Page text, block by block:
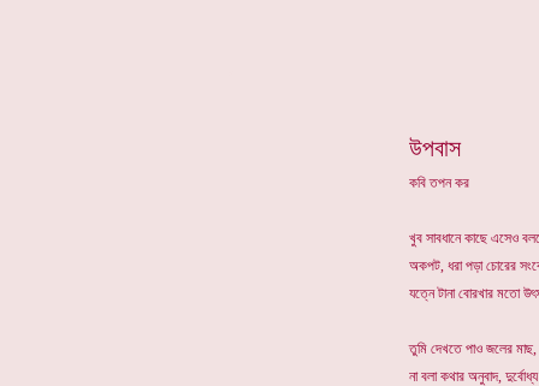
উপবাস
কবি তপন কর
খুব সাবধানে কাছে এসেও
অকপট, ধরা পড়া চোরের
যত্নে টানা বোরখার মতো
তুমি দেখতে পাও জলের
না বলা কথার অনুবাদ,